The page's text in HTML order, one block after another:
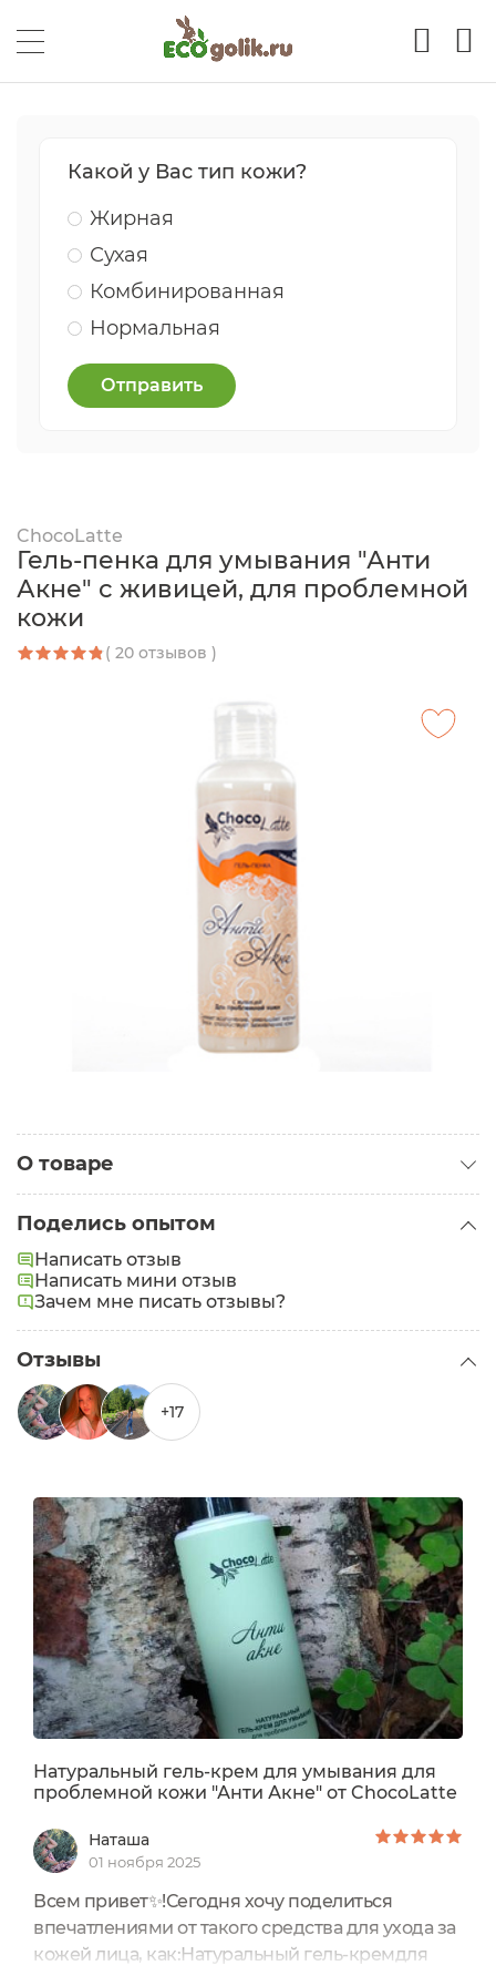
Какой у Вас тип кожи?
Жирная
Сухая
Комбинированная
Нормальная
Отправить
ChocoLatte
Гель-пенка для умывания "Анти
Акне" с живицей, для проблемной
кожи
( 20 отзывов )
О товаре
Тип кожи:
Проблемная
Проблемы:
Прыщи
Поделись опытом
Написать отзыв
Написать мини отзыв
Зачем мне писать отзывы?
Отзывы
+17
Натуральный гель-крем для умывания для
проблемной кожи "Анти Акне" от ChocoLatte
Наташа
01 ноября 2025
Всем привет✨!Сегодня хочу поделиться
впечатлениями от такого средства для ухода за
кожей лица, как:Натуральный гель-кремдля